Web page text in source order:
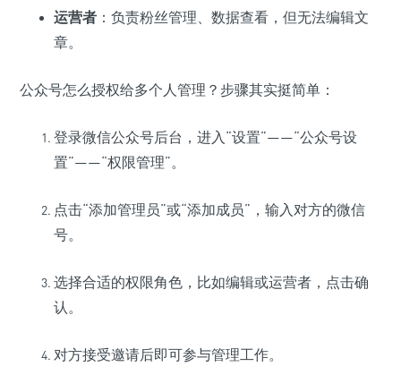
运营者 ：负责粉丝管理、数据查看，但无法编辑文
章。
公众号怎么授权给多个人管理？步骤其实挺简单：
登录微信公众号后台，进入“设置”——“公众号设
置”——“权限管理”。
点击“添加管理员”或“添加成员”，输入对方的微信
号。
选择合适的权限角色，比如编辑或运营者，点击确
认。
对方接受邀请后即可参与管理工作。